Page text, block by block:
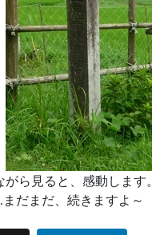
ら見ると、感動します。
だまだ、続きますよ～